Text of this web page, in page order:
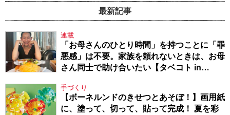
最新記事
連載
「お母さんのひとり時間」を持つことに「罪
悪感」は不要。家族を頼れないときは、お母
さん同士で助け合いたい【タベコト in
手づくり
【ボーネルンドのきせつとあそぼ！】画用紙
に、塗って、切って、貼って完成！ 夏を彩